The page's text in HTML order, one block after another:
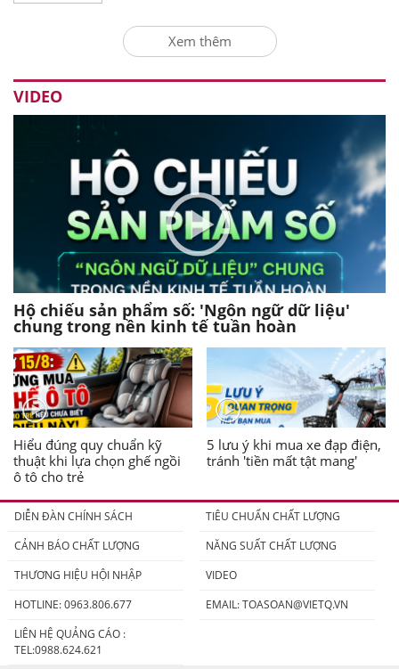
Xem thêm
VIDEO
Hộ chiếu sản phẩm số: 'Ngôn ngữ dữ liệu'
chung trong nền kinh tế tuần hoàn
Hiểu đúng quy chuẩn kỹ
thuật khi lựa chọn ghế ngồi
ô tô cho trẻ
5 lưu ý khi mua xe đạp điện,
tránh 'tiền mất tật mang'
DIỄN ĐÀN CHÍNH SÁCH
TIÊU CHUẨN CHẤT LƯỢNG
CẢNH BÁO CHẤT LƯỢNG
NĂNG SUẤT CHẤT LƯỢNG
THƯƠNG HIỆU HỘI NHẬP
VIDEO
HOTLINE: 0963.806.677
EMAIL:TOASOAN@VIETQ.VN
LIÊN HỆ QUẢNG CÁO :
TEL:0988.624.621